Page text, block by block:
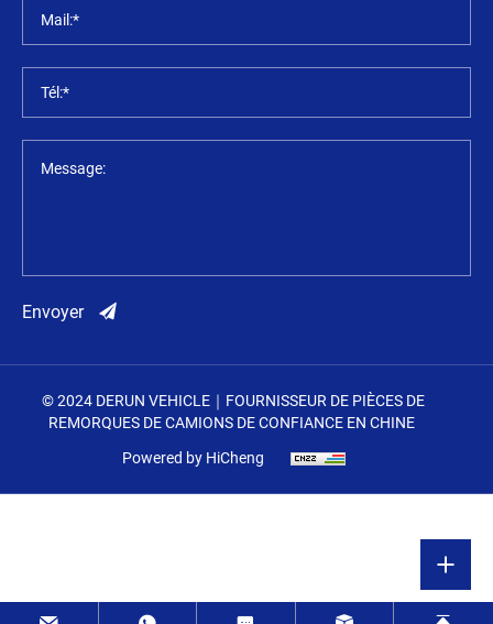
Mail:*
Tél:*
Message:
Envoyer
© 2024 DERUN VEHICLE｜FOURNISSEUR DE PIÈCES DE
REMORQUES DE CAMIONS DE CONFIANCE EN CHINE
Powered by HiCheng